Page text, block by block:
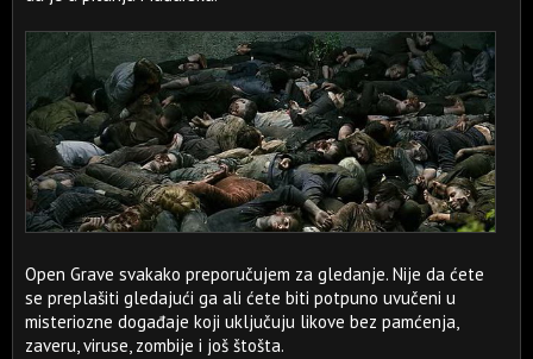
Open Grave svakako preporučujem za gledanje. Nije da ćete
se preplašiti gledajući ga ali ćete biti potpuno uvučeni u
misteriozne događaje koji uključuju likove bez pamćenja,
zaveru, viruse, zombije i još štošta.